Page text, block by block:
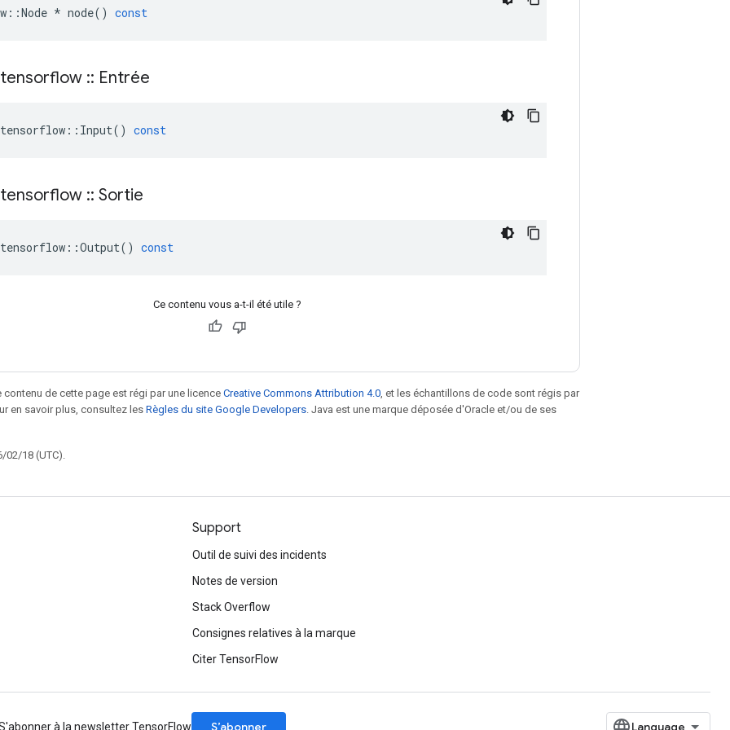
::Node * node() const
:: Entrée
tensorflow :: Input() const
:: Sortie
tensorflow ::Output() const
Ce contenu vous a-t-il été utile ?
de cette page est régi par une licence Creative Commons Attribution 4.0 , et les échantillons de code sont régis par
en savoir plus, consultez les Règles du site Google Developers . Java est une marque déposée d'Oracle et/ou de ses
02/18 (UTC).
Support
Outil de suivi des incidents
Notes de version
Stack Overflow
Consignes relatives à la marque
Citer TensorFlow
à la newsletter TensorFlow S’abonner